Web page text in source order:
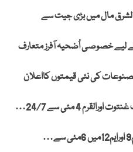
الشرق مال میں بڑی جیت سے
لیے خصوصی اُضحیہ آفرز متعارف
کی نئی قیمتوں کااعلان
4 مئی سے 24/7…